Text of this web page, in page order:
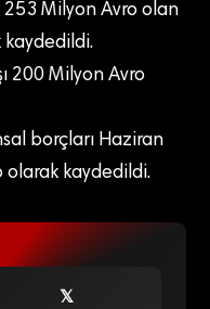
253 Milyon Avro olan
kaydedildi.
200 Milyon Avro
borçları Haziran
olarak kaydedildi.
𝕏